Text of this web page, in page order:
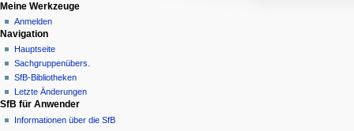
Meine Werkzeuge
Anmelden
Navigation
Hauptseite
Sachgruppenübers.
SfB-Bibliotheken
Letzte Änderungen
SfB für Anwender
Informationen über die SfB